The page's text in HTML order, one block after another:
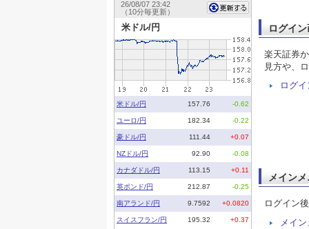
ログイ
楽天証券
見方や、
ログ
メイン
ログイン
メイ